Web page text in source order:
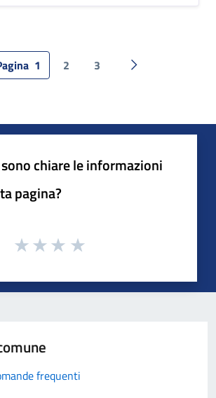
1 2 3 Pagina
chiare le informazioni
pagina?
frequenti